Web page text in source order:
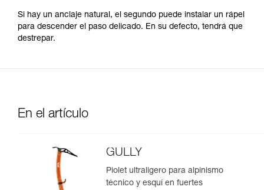
Si hay un anclaje natural, el segundo puede instalar un rápel
para descender el paso delicado. En su defecto, tendrá que
destrepar.
En el artículo
GULLY
Piolet ultraligero para alpinismo
técnico y esquí en fuertes